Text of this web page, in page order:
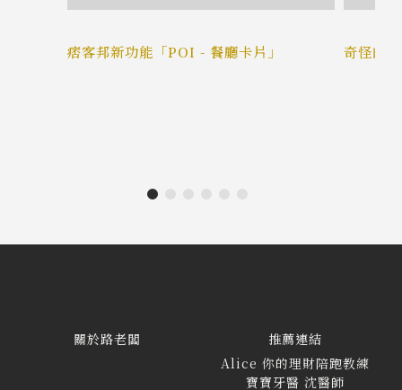
痞客邦新功能「POI - 餐廳卡片」 奇怪的
關於路老闆
推薦連結
Alice 你的理財陪跑教練
寶寶牙醫 沈醫師